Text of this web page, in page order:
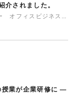
介されました。
東京ビジネス・アカデミー オフィスビジネス学科の卒業生が エッジコネクションHR転職通信からインタビューを受けました！インタビュー記事は、以下のURLから確認いただけます。エッジコネクションHR転職通信高卒から一度就職し、オフィスビジネス学科に再進学。夢だった病棟クラーク（入院病棟を担当する医療事務
授業が企業研修に ―